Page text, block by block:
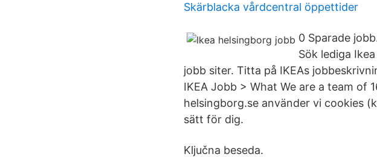
Skärblacka vårdcentral öppettider
0 Sparade
Sök lediga
jobb siter. Titta på IKEAs
IKEA Jobb > What We are a team of
helsingborg.se använder vi cookies
sätt för dig.
Ključna beseda.